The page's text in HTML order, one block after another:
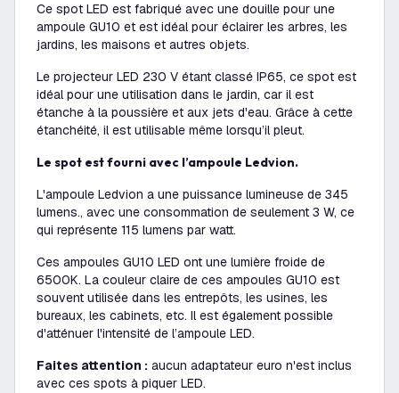
Ce spot LED est fabriqué avec une douille pour une
ampoule GU10 et est idéal pour éclairer les arbres, les
jardins, les maisons et autres objets.
Le projecteur LED 230 V étant classé IP65, ce spot est
idéal pour une utilisation dans le jardin, car il est
étanche à la poussière et aux jets d'eau. Grâce à cette
étanchéité, il est utilisable même lorsqu’il pleut.
Le spot est fourni avec l’ampoule Ledvion.
L'ampoule Ledvion a une puissance lumineuse de 345
lumens., avec une consommation de seulement 3 W, ce
qui représente 115 lumens par watt.
Ces ampoules GU10 LED ont une lumière froide de
6500K. La couleur claire de ces ampoules GU10 est
souvent utilisée dans les entrepôts, les usines, les
bureaux, les cabinets, etc. Il est également possible
d'atténuer l'intensité de l’ampoule LED.
Faites attention : aucun adaptateur euro n'est inclus
avec ces spots à piquer LED.